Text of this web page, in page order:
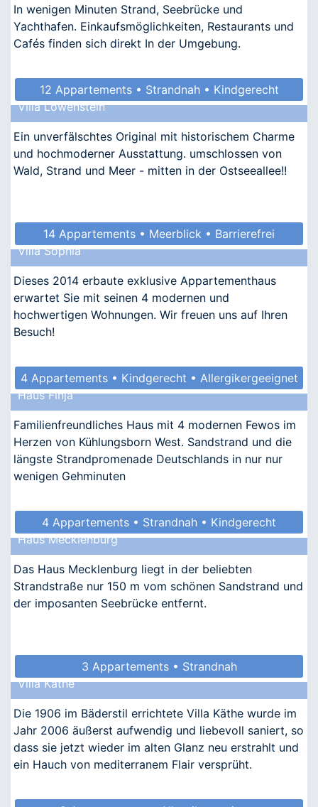
In wenigen Minuten Strand, Seebrücke und
Yachthafen. Einkaufsmöglichkeiten, Restaurants und
Cafés finden sich direkt In der Umgebung.
12 Appartements • Strandnah • Kindgerecht
Villa Löwenstein
Ein unverfälschtes Original mit historischem Charme
und hochmoderner Ausstattung. umschlossen von
Wald, Strand und Meer - mitten in der Ostseeallee!!
14 Appartements • Meerblick • Barrierefrei
Villa Sophia
Dieses 2014 erbaute exklusive Appartementhaus
erwartet Sie mit seinen 4 modernen und
hochwertigen Wohnungen. Wir freuen uns auf Ihren
Besuch!
4 Appartements • Kindgerecht • Allergikergeeignet
Haus Finja
Familienfreundliches Haus mit 4 modernen Fewos im
Herzen von Kühlungsborn West. Sandstrand und die
längste Strandpromenade Deutschlands in nur nur
wenigen Gehminuten
4 Appartements • Strandnah • Kindgerecht
• Allergikergeeignet
Haus Mecklenburg
Das Haus Mecklenburg liegt in der beliebten
Strandstraße nur 150 m vom schönen Sandstrand und
der imposanten Seebrücke entfernt.
3 Appartements • Strandnah
Villa Käthe
Die 1906 im Bäderstil errichtete Villa Käthe wurde im
Jahr 2006 äußerst aufwendig und liebevoll saniert, so
dass sie jetzt wieder im alten Glanz neu erstrahlt und
ein Hauch von mediterranem Flair versprüht.